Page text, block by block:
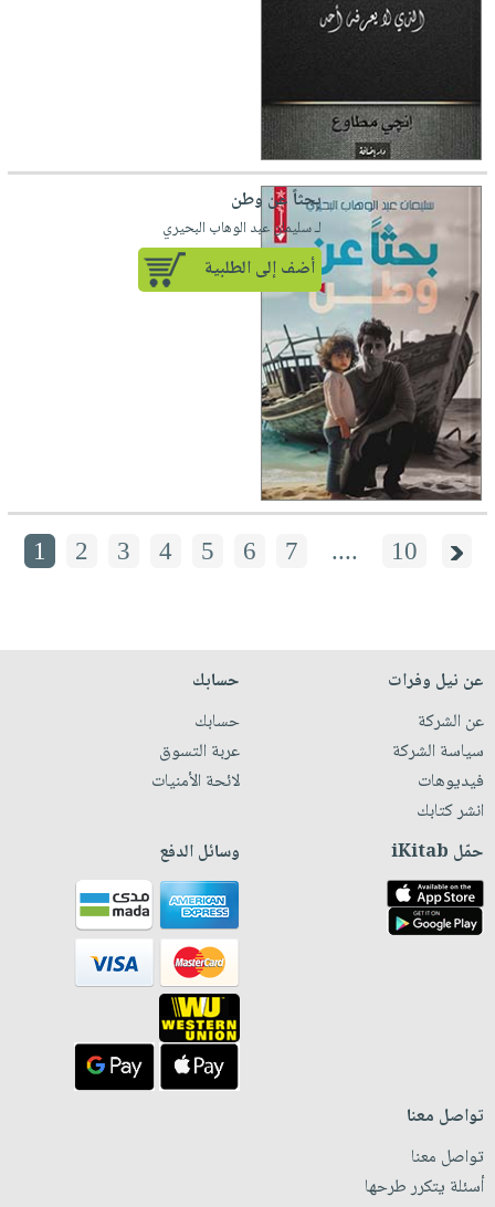
بحثاً عن وطن
لـ سليمان عبد الوهاب البحيري
أضف إلى الطلبية
1 2 3 4 5 6 7 .... 10
عن نيل وفرات
عن الشركة
سياسة الشركة
فيديوهات
انشر كتابك
حسابك
حسابك
عربة التسوق
لائحة الأمنيات
حمّل iKitab وسائل الدفع
تواصل معنا
تواصل معنا
أسئلة يتكرر طرحها